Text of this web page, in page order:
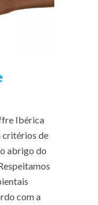
Ibérica
critérios de
abrigo do
com a